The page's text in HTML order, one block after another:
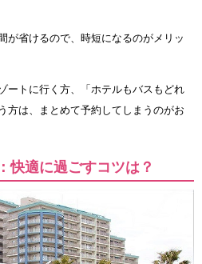
が省けるので、時短になるのがメリッ
ートに行く方、「ホテルもバスもどれ
は、まとめて予約してしまうのがお
快適に過ごすコツは？